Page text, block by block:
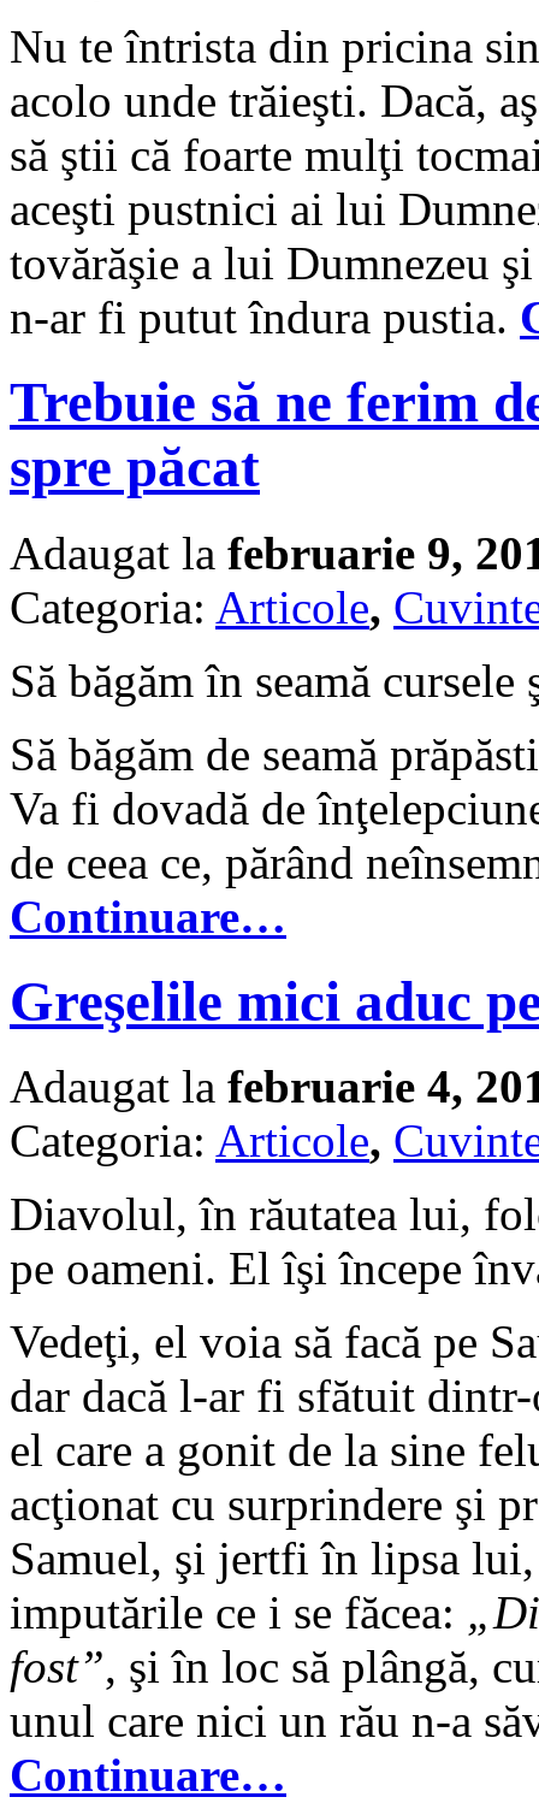
Nu te întrista din pricina
acolo unde trăieşti. Dacă,
să ştii că foarte mulţi
aceşti pustnici ai lui
tovărăşie a lui Dumnezeu
n-ar fi putut îndura pustia.
Trebuie să ne ferim
spre păcat
Adaugat la februarie 9,
Categoria: Articole,
Să băgăm în seamă cursele
Să băgăm de seamă
Va fi dovadă de
de ceea ce, părând
Continuare…
Greşelile mici aduc
Adaugat la februarie 4,
Categoria: Articole,
Diavolul, în răutatea lui,
pe oameni. El îşi începe
Vedeţi, el voia să facă pe
dar dacă l-ar fi sfătuit
el care a gonit de la sine
acţionat cu surprindere şi
Samuel, şi jertfi în lipsa
imputările ce i se făcea:
fost”, şi în loc să plângă,
unul care nici un rău n-a
Continuare…